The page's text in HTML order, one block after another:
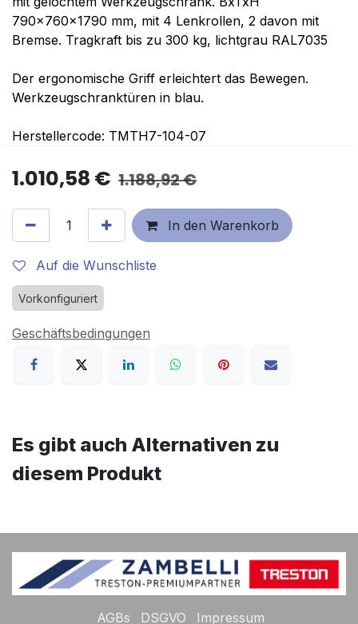
790x760x1790 mm, mit 4 Lenkrollen, 2 davon mit
Bremse. Tragkraft bis zu 300 kg, lichtgrau RAL7035
Der ergonomische Griff erleichtert das Bewegen.
Werkzeugschranktüren in blau.
Herstellercode: TMTH7-104-07
1.010,58 € 1.188,92€
In den Warenkorb
Auf die Wunschliste
Vorkonfiguriert
Geschäftsbedingungen
Es gibt auch Alternativen zu
diesem Produkt
AGBs DSGVO Impressum